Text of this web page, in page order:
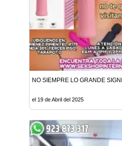
NO SIEMPRE LO GRANDE
el 19 de Abril del 2025